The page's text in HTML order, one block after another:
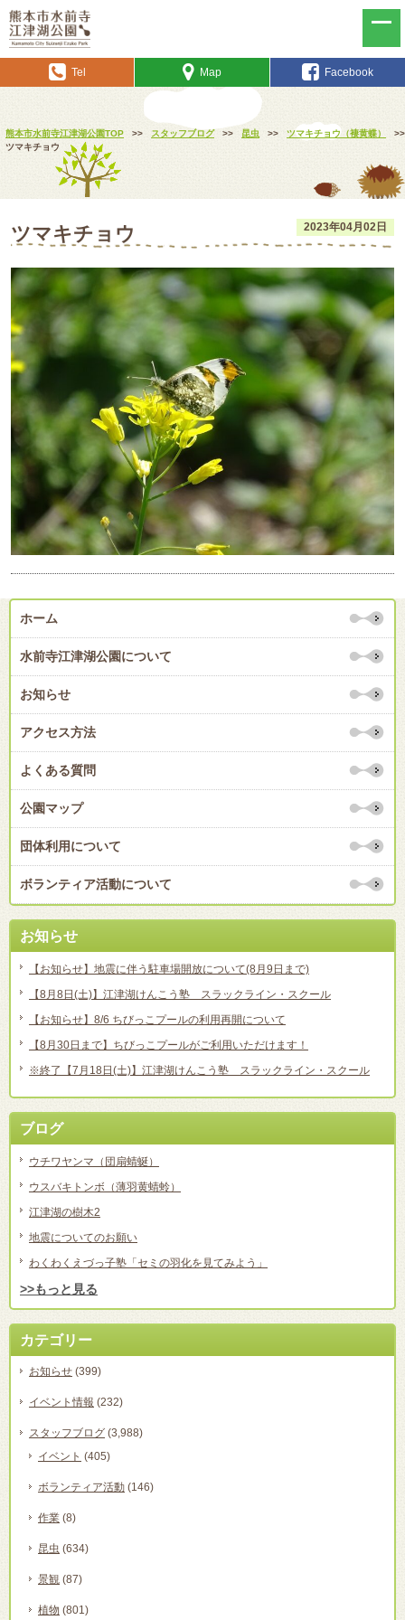
Tel Map Facebook
熊本市水前寺江津湖公園TOP >> スタッフブログ >> 昆虫 >> ツマキチョウ（褄黄蝶）
>>
ツマキチョウ
2023年04月02日
ツマキチョウ
ホーム
水前寺江津湖公園について
お知らせ
アクセス方法
よくある質問
公園マップ
団体利用について
ボランティア活動について
お知らせ
【お知らせ】地震に伴う駐車場開放について(8月9日まで)
【8月8日(土)】江津湖けんこう塾 スラックライン・スクール
【お知らせ】8/6 ちびっこプールの利用再開について
【8月30日まで】ちびっこプールがご利用いただけます！
※終了【7月18日(土)】江津湖けんこう塾 スラックライン・スクール
ブログ
ウチワヤンマ（団扇蜻蜒）
ウスバキトンボ（薄羽黄蜻蛉）
江津湖の樹木2
地震についてのお願い
わくわくえづっ子塾「セミの羽化を見てみよう」
>>もっと見る
カテゴリー
お知らせ (399)
イベント情報 (232)
スタッフブログ (3,988)
イベント (405)
ボランティア活動 (146)
作業 (8)
昆虫 (634)
景観 (87)
植物 (801)